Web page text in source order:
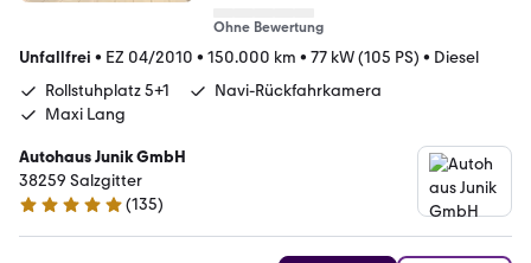
Ohne Bewertung
Unfallfrei • EZ 04/2010 • 150.000 km • 77 kW (105 PS) • Diesel
Rollstuhplatz 5+1
Navi-Rückfahrkamera
Maxi Lang
Autohaus Junik GmbH
38259 Salzgitter
4.9 Sterne
(135)